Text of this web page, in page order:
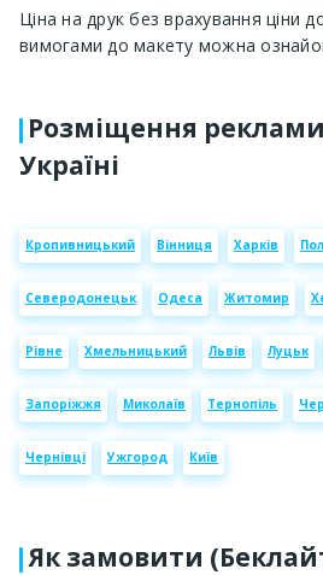
Ціна на друк без врахування ціни
вимогами до макету можна
Розміщення реклами
Україні
Кропивницький Вінниця Харків
Северодонецьк Одеса Житомир
Рівне Хмельницький Львів Луцьк
Запоріжжя Миколаїв Тернопіль
Чернівці Ужгород Київ
Як замовити